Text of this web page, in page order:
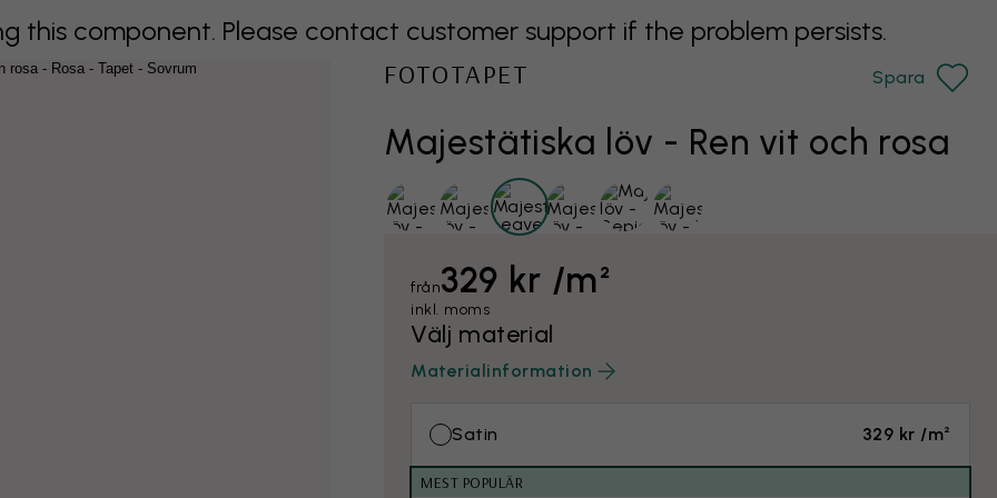
this component. Please contact customer support if the problem persists.
Majestätiska löv - Ren vit och rosa
FOTOTAPET Spara
från329 kr /m²
inkl. moms
Välj material
Materialinformation
Satin 329 kr /m²
MEST POPULÄR